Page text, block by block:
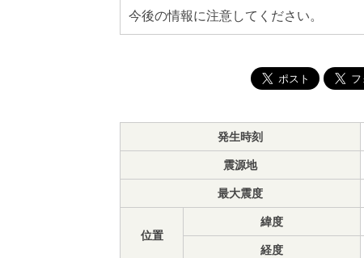
今後の情報に注意してください。
発生時刻
震源地
最大震度
位置
緯度
経度